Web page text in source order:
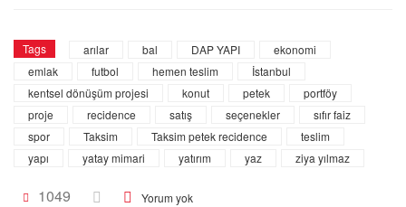
Tags arılar bal DAP YAPI
ekonomi
emlak
futbol hemen teslim
İstanbul
kentsel dönüşüm projesi
konut petek
portföy
proje
recidence satış seçenekler
sıfır faiz
spor
Taksim Taksim petek recidence
teslim
yapı
yatay mimari yatırım yaz ziya yılmaz
1049 Yorum yok